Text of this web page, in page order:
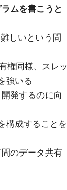
ムを書こうと
しいという問
権同様、スレ
強いる
発するのに向
構成することを
のデータ共有